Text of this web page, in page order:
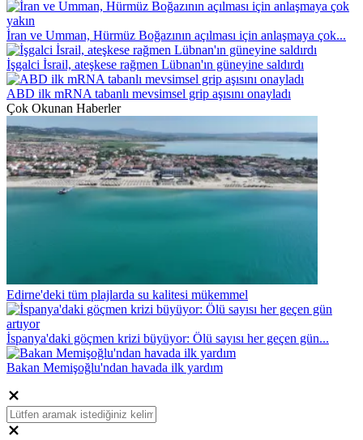
İran ve Umman, Hürmüz Boğazının açılması için anlaşmaya çok...
İşgalci İsrail, ateşkese rağmen Lübnan'ın güneyine saldırdı
ABD ilk mRNA tabanlı mevsimsel grip aşısını onayladı
Çok Okunan Haberler
Edirne'deki tüm plajlarda su kalitesi mükemmel
İspanya'daki göçmen krizi büyüyor: Ölü sayısı her geçen gün...
Bakan Memişoğlu'ndan havada ilk yardım